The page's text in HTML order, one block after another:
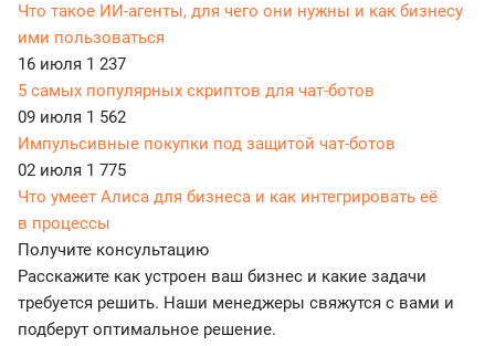
Что такое ИИ-агенты, для чего они нужны и как бизнесу
ими пользоваться
16 июля 1 237
5 самых популярных скриптов для чат-ботов
09 июля 1 562
Импульсивные покупки под защитой чат-ботов
02 июля 1 775
Что умеет Алиса для бизнеса и как интегрировать её
в процессы
Получите консультацию
Расскажите как устроен ваш бизнес и какие задачи
требуется решить. Наши менеджеры свяжутся с вами и
подберут оптимальное решение.